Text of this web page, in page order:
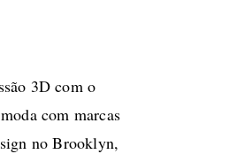
3D com o
com marcas
no Brooklyn,